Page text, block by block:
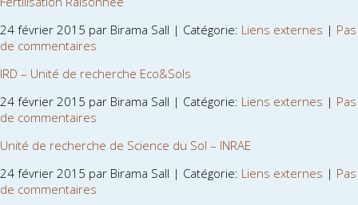
24 février 2015 par Birama Sall | Catégorie: Liens externes | Pas
de commentaires
IRD – Unité de recherche Eco&Sols
24 février 2015 par Birama Sall | Catégorie: Liens externes | Pas
de commentaires
Unité de recherche de Science du Sol – INRAE
24 février 2015 par Birama Sall | Catégorie: Liens externes | Pas
de commentaires